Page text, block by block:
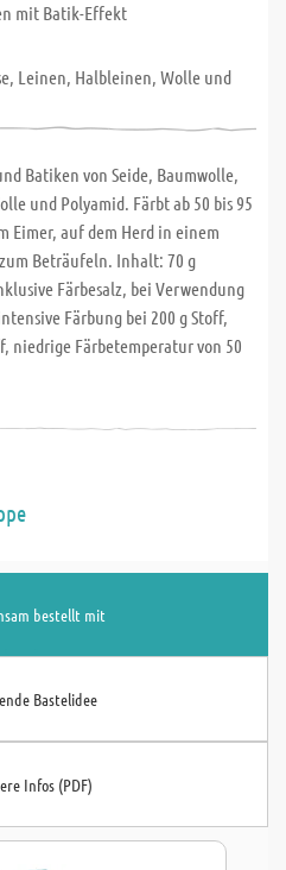
mit Batik-Effekt
Leinen, Halbleinen, Wolle und
Batiken von Seide, Baumwolle,
und Polyamid. Färbt ab 50 bis 95
Eimer, auf dem Herd in einem
Beträufeln. Inhalt: 70 g
Färbesalz, bei Verwendung
Färbung bei 200 g Stoff,
niedrige Färbetemperatur von 50
bestellt mit
Bastelidee
Infos (PDF)